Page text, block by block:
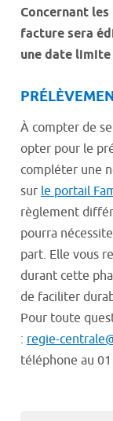
Concernant
facture sera
une date
À compter de
opter pour le
compléter une
sur le portail
règlement
pourra
part. Elle vous
durant cette
de faciliter
Pour toute
: regie-
téléphone au